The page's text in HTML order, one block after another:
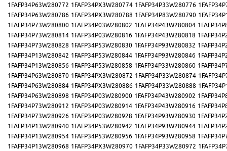
1FAFP34P63W280772 1FAFP34PX3W280774 1FAFP34P33W280776
1FAFP34P63W280786 1FAFP34PX3W280788 1FAFP34P83W280790
1FAFP34P73W280800 1FAFP34P03W280802 1FAFP34P43W280804
1FAFP34P73W280814 1FAFP34P03W280816 1FAFP34P43W280818
1FAFP34P73W280828 1FAFP34P53W280830 1FAFP34P93W280832
1FAFP34P13W280842 1FAFP34P53W280844 1FAFP34P93W280846
1FAFP34P13W280856 1FAFP34P53W280858 1FAFP34P33W280860
1FAFP34P63W280870 1FAFP34PX3W280872 1FAFP34P33W280874
1FAFP34P63W280884 1FAFP34PX3W280886 1FAFP34P33W280888
1FAFP34P63W280898 1FAFP34P03W280900 1FAFP34P43W280902
1FAFP34P73W280912 1FAFP34P03W280914 1FAFP34P43W280916
1FAFP34P73W280926 1FAFP34P03W280928 1FAFP34P93W280930
1FAFP34P13W280940 1FAFP34P53W280942 1FAFP34P93W280944
1FAFP34P13W280954 1FAFP34P53W280956 1FAFP34P93W280958
1FAFP34P13W280968 1FAFP34PX3W280970 1FAFP34P33W280972